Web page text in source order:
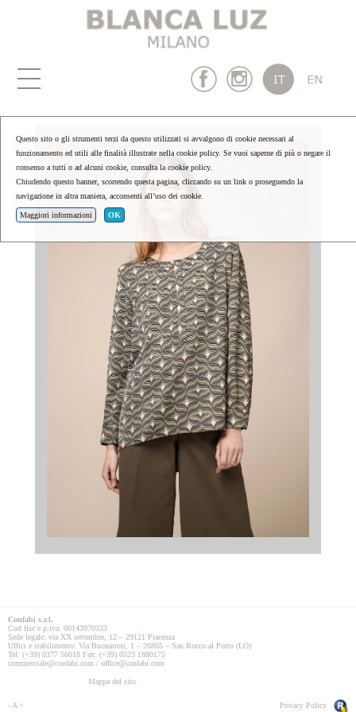
Confabi s.r.l.
Cod fisc e p.iva: 00143970333
Sede legale: via XX settembre, 12 – 29121 Piacenza
Uffici e stabilimento: Via Buonarroti, 1 – 26865 – San Rocco al Porto (LO)
Tel: (+39) 0377 56018 Fax: (+39) 0523 1880175
commerciale@confabi.com / office@confabi.com
Mappa del sito
Privacy Policy
Questo sito o gli strumenti terzi da questo utilizzati si avvalgono di cookie necessari al
funzionamento ed utili alle finalità illustrate nella cookie policy. Se vuoi saperne di più o negare il
consenso a tutti o ad alcuni cookie, consulta la cookie policy.
Chiudendo questo banner, scorrendo questa pagina, cliccando su un link o proseguendo la
navigazione in altra maniera, acconsenti all’uso dei cookie.
Maggiori informazioni OK
- A +